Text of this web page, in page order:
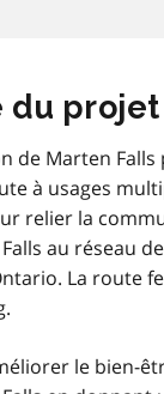
du projet
de Marten
à usages
relier la
au réseau
La route
le bien-